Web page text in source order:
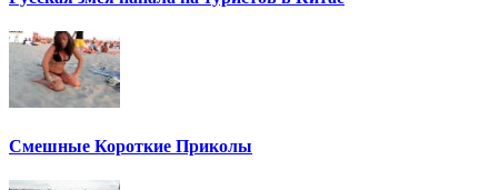
Смешные Короткие Приколы